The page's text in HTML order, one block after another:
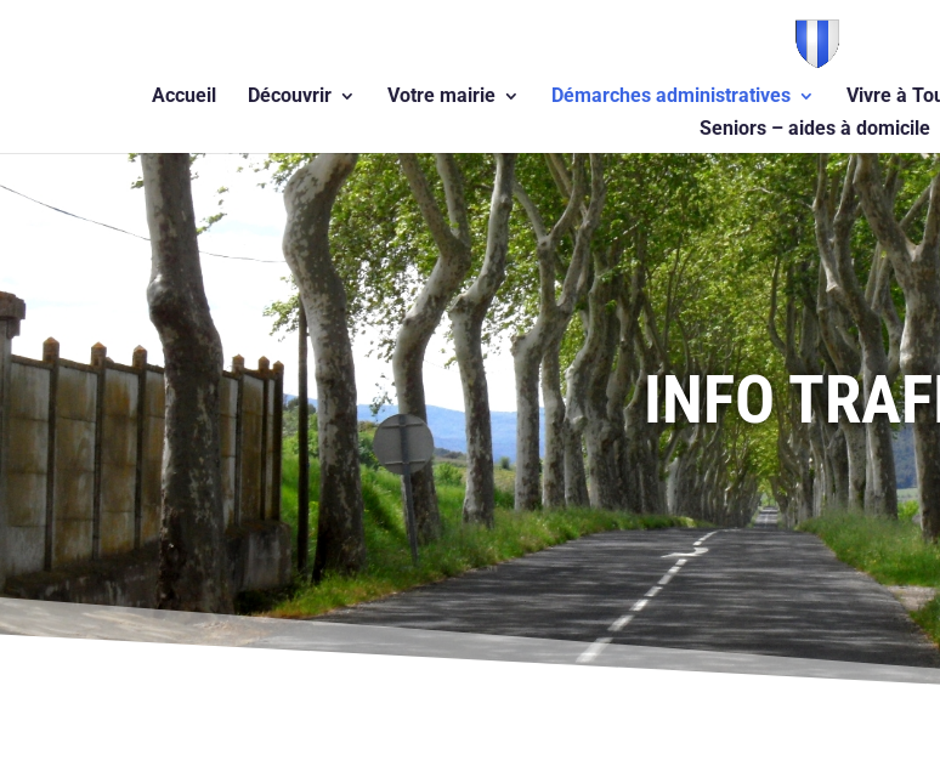
Accueil Découvrir Votre mairie Démarches administratives Vivre à
Seniors – aides à domicile
INFO